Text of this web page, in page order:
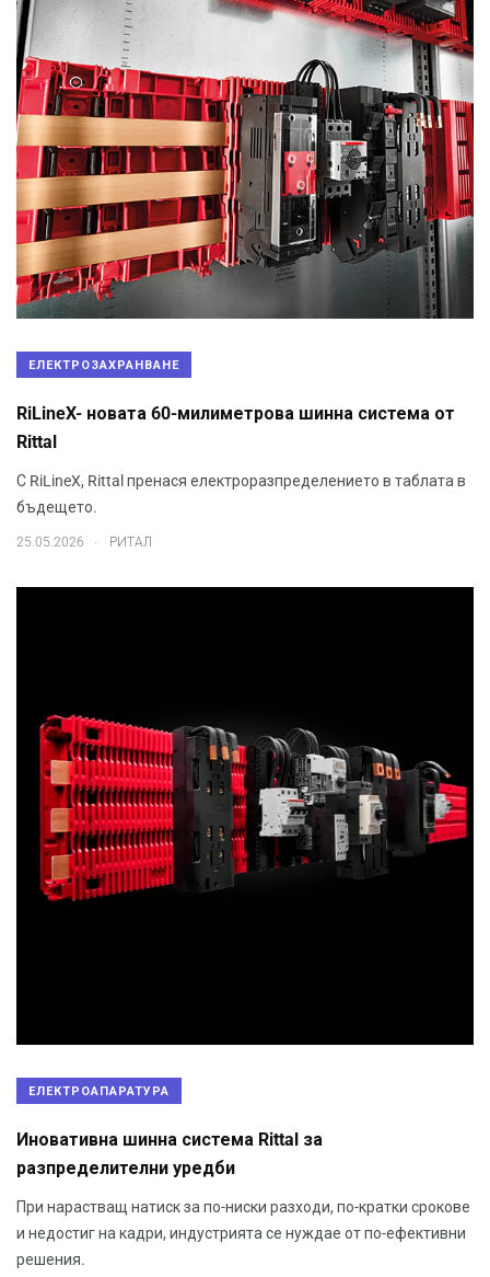
ЕЛЕКТРОЗАХРАНВАНЕ
RiLineX- новата 60-милиметрова шинна система от
Rittal
С RiLineX, Rittal пренася електроразпределението в таблата в
бъдещето.
25.05.2026 . РИТАЛ
ЕЛЕКТРОАПАРАТУРА
Иновативна шинна система Rittal за
разпределителни уредби
При нарастващ натиск за по-ниски разходи, по-кратки срокове
и недостиг на кадри, индустрията се нуждае от по-ефективни
решения.